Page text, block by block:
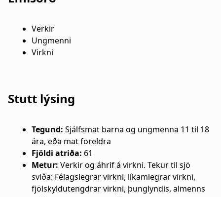
ó
Verkir
Ungmenni
Virkni
Stutt lýsing
Tegund: Sjálfsmat barna og ungmenna 11 til 18
ára, eða mat foreldra
Fjöldi atriða: 61
Metur: Verkir og áhrif á virkni. Tekur til sjö
sviða: Félagslegrar virkni, líkamlegrar virkni,
fjölskyldutengdrar virkni, þunglyndis, almenns